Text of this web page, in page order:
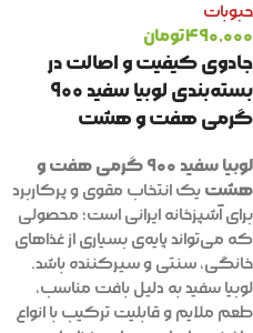
حبوبات
۴۹۰,۰۰۰تومان
جادوی کیفیت و اصالت در
بسته‌بندی لوبیا سفید ۹۰۰
گرمی هفت و هشت
لوبیا سفید ۹۰۰ گرمی هفت و
هشت یک انتخاب مقوی و پرکاربرد
برای آشپزخانه ایرانی است؛ محصولی
که می‌تواند پایه‌ی بسیاری از غذاهای
خانگی، سنتی و سیرکننده باشد.
لوبیا سفید به دلیل بافت مناسب،
طعم ملایم و قابلیت ترکیب با انواع